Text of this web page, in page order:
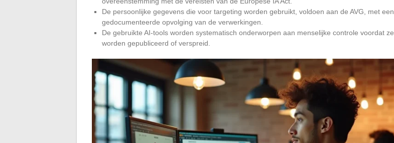
De persoonlijke gegevens die voor targeting worden gebruikt, voldoen aan de AVG, met een
gedocumenteerde opvolging van de verwerkingen.
De gebruikte AI-tools worden systematisch onderworpen aan menselijke controle voordat ze
worden gepubliceerd of verspreid.